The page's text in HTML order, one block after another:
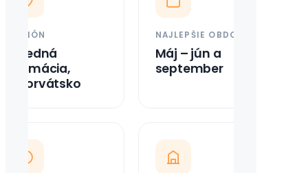
REGIÓN
Stredná
Dalmácia,
Chorvátsko
NAJLEPŠIE OBDOBIE
Máj – jún a
september